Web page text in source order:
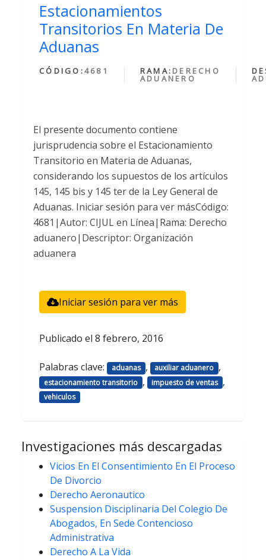
Estacionamientos
Transitorios En Materia De
Aduanas
CÓDIGO:4681 RAMA: DERECHO
ADUANERO
El presente documento contiene
jurisprudencia sobre el Estacionamiento
Transitorio en Materia de Aduanas,
considerando los supuestos de los artículos
145, 145 bis y 145 ter de la Ley General de
Aduanas. Iniciar sesión para ver másCódigo:
4681|Autor: CIJUL en Línea|Rama: Derecho
aduanero|Descriptor: Organización
aduanera
Iniciar sesión para ver más
Publicado el 8 febrero, 2016
Palabras clave: aduanas , auxiliar aduanero ,
estacionamiento transitorio , impuesto de ventas ,
vehiculos
Investigaciones más descargadas
Vicios En El Consentimiento En El Proceso
De Divorcio
Derecho Aeronautico
Suspension Disciplinaria Del Colegio De
Abogados, En Sede Contencioso
Administrativa
Derecho A La Vida